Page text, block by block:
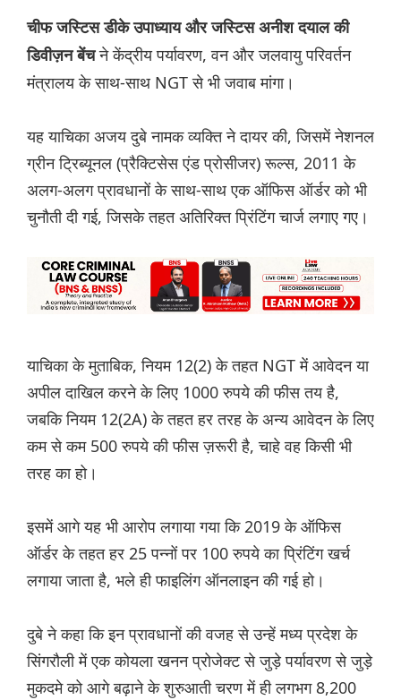
चीफ जस्टिस डीके उपाध्याय और जस्टिस अनीश दयाल की
डिवीज़न बेंचने केंद्रीय पर्यावरण, वन और जलवायु परिवर्तन
मंत्रालय के साथ-साथ NGT से भी जवाब मांगा।
यह याचिका अजय दुबे नामक व्यक्ति ने दायर की, जिसमें नेशनल
ग्रीन ट्रिब्यूनल (प्रैक्टिसेस एंड प्रोसीजर) रूल्स, 2011 के
अलग-अलग प्रावधानों के साथ-साथ एक ऑफिस ऑर्डर को भी
चुनौती दी गई, जिसके तहत अतिरिक्त प्रिंटिंग चार्ज लगाए गए।
याचिका के मुताबिक, नियम 12(2) के तहत NGT में आवेदन या
अपील दाखिल करने के लिए 1000 रुपये की फीस तय है,
जबकि नियम 12(2A) के तहत हर तरह के अन्य आवेदन के लिए
कम से कम 500 रुपये की फीस ज़रूरी है, चाहे वह किसी भी
तरह का हो।
इसमें आगे यह भी आरोप लगाया गया कि 2019 के ऑफिस
ऑर्डर के तहत हर 25 पन्नों पर 100 रुपये का प्रिंटिंग खर्च
लगाया जाता है, भले ही फाइलिंग ऑनलाइन की गई हो।
दुबे ने कहा कि इन प्रावधानों की वजह से उन्हें मध्य प्रदेश के
सिंगरौली में एक कोयला खनन प्रोजेक्ट से जुड़े पर्यावरण से जुड़े
मुकदमे को आगे बढ़ाने के शुरुआती चरण में ही लगभग 8,200